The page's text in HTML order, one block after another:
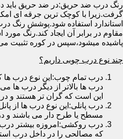
رنگ درب ضد حریق:در ضد حریق باید
گرفت.زیرا با کوچک ترین جرقه ای
استاندارد استفاده شود.پوشش رنگ
مقاوم در برابر آن ایجاد کند.رنگ
پاشیده میشود،سپس در کوره تثبیت
چند نوع درب چوبی داریم؟
درب تمام چوب:این نوع درب
درب ها بالاتر از دیگر درب ها
این است که گران تر هستند
درب پانلی:این نوع درب ها از
مسطح یا طرح دار می باشند و
درب روکشی:امروزه بیشتر درب
که مصالحی را در داخل درب